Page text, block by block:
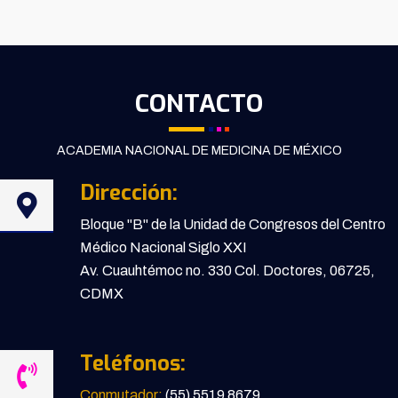
CONTACTO
ACADEMIA NACIONAL DE MEDICINA DE MÉXICO
Dirección:
Bloque "B" de la Unidad de Congresos del Centro
Médico Nacional Siglo XXI
Av. Cuauhtémoc no. 330 Col. Doctores, 06725,
CDMX
Teléfonos:
Conmutador: (55) 5519 8679